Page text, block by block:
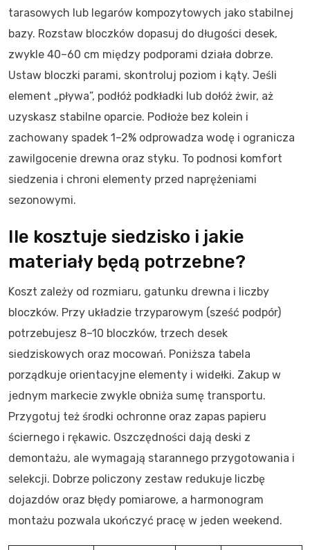
tarasowych lub legarów kompozytowych jako stabilnej
bazy. Rozstaw bloczków dopasuj do długości desek,
zwykle 40–60 cm między podporami działa dobrze.
Ustaw bloczki parami, skontroluj poziom i kąty. Jeśli
element „pływa”, podłóż podkładki lub dołóż żwir, aż
uzyskasz stabilne oparcie. Podłoże bez kolein i
zachowany spadek 1–2% odprowadza wodę i ogranicza
zawilgocenie drewna oraz styku. To podnosi komfort
siedzenia i chroni elementy przed naprężeniami
sezonowymi.
Ile kosztuje siedzisko i jakie
materiały będą potrzebne?
Koszt zależy od rozmiaru, gatunku drewna i liczby
bloczków. Przy układzie trzyparowym (sześć podpór)
potrzebujesz 8–10 bloczków, trzech desek
siedziskowych oraz mocowań. Poniższa tabela
porządkuje orientacyjne elementy i widełki. Zakup w
jednym markecie zwykle obniża sumę transportu.
Przygotuj też środki ochronne oraz zapas papieru
ściernego i rękawic. Oszczędności dają deski z
demontażu, ale wymagają starannego przygotowania i
selekcji. Dobrze policzony zestaw redukuje liczbę
dojazdów oraz błędy pomiarowe, a harmonogram
montażu pozwala ukończyć pracę w jeden weekend.